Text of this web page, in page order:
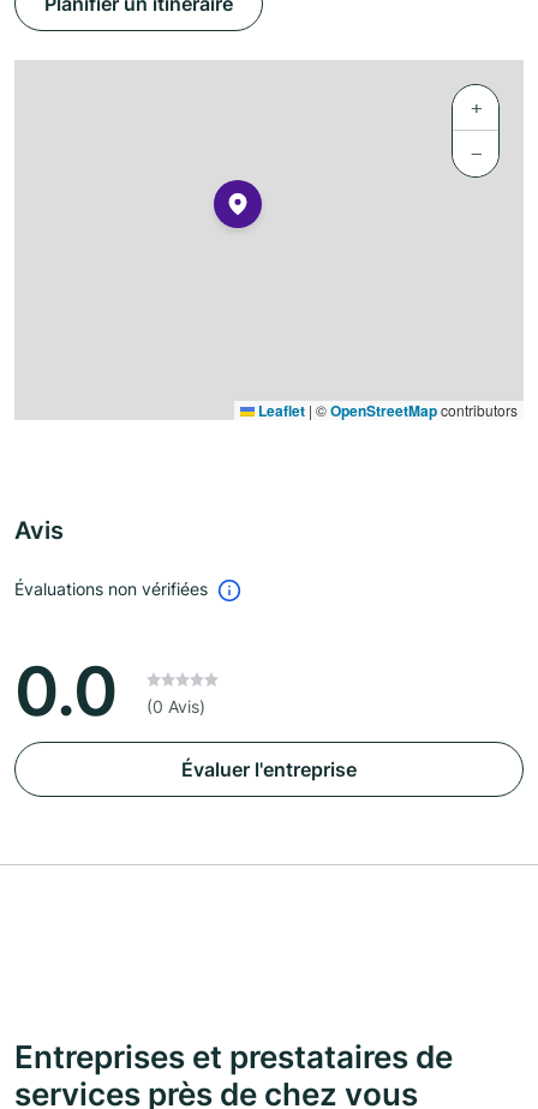
+
−
Leaflet | ©OpenStreetMapcontributors
Avis
Évaluations non vérifiées
0.0 (0 Avis)
Évaluer l'entreprise
Entreprises et prestataires de
services près de chez vous